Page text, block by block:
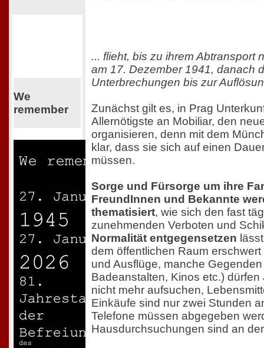
We
remember
... flieht, bis zu ihrem Abtransport
am 17. Dezember 1941, danach
Unterbrechungen bis zur
Zunächst gilt es, in Prag
Allernötigste an Mobiliar, den
organisieren, denn mit dem
klar, dass sie sich auf einen
müssen.
Sorge und Fürsorge um ihre
FreundInnen und Bekannte
thematisiert, wie sich den fast
zunehmenden Verboten und
Normalität entgegensetzen
dem öffentlichen Raum
und Ausflüge, manche
Badeanstalten, Kinos etc.)
nicht mehr aufsuchen,
Einkäufe sind nur zwei Stunden
Telefone müssen abgegeben
Hausdurchsuchungen sind an